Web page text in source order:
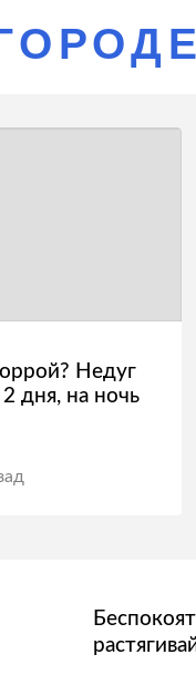
Недуг
дня, на ночь